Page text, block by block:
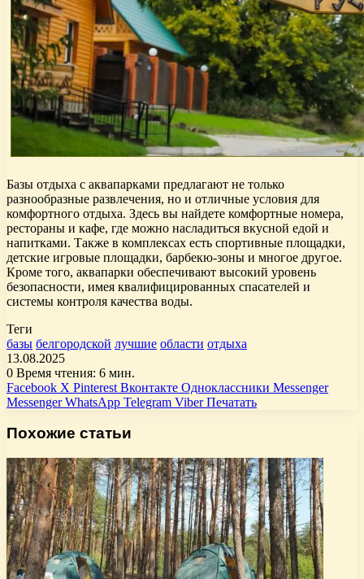
Базы отдыха с аквапарками предлагают не только
разнообразные развлечения, но и отличные условия для
комфортного отдыха. Здесь вы найдете комфортные номера,
рестораны и кафе, где можно насладиться вкусной едой и
напитками. Также в комплексах есть спортивные площадки,
детские игровые площадки, барбекю-зоны и многое другое.
Кроме того, аквапарки обеспечивают высокий уровень
безопасности, имея квалифицированных спасателей и
системы контроля качества воды.
Теги
базы белгородской лучшие области отдыха
13.08.2025
0 Время чтения: 6 мин.
Facebook X Pinterest Вконтакте Одноклассники Messenger
Messenger WhatsApp Telegram Viber Печатать
Похожие статьи